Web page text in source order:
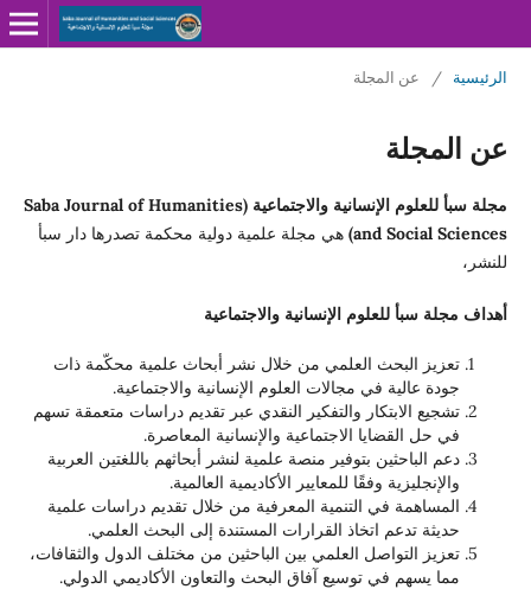
الرئيسية / عن المجلة
عن المجلة
مجلة سبأ للعلوم الإنسانية والاجتماعية (Saba Journal of Humanities
and Social Sciences) هي مجلة علمية دولية محكمة تصدرها دار سبأ
للنشر،
أهداف مجلة سبأ للعلوم الإنسانية والاجتماعية
تعزيز البحث العلمي من خلال نشر أبحاث علمية محكّمة ذات
جودة عالية في مجالات العلوم الإنسانية والاجتماعية.
تشجيع الابتكار والتفكير النقدي عبر تقديم دراسات متعمقة تسهم
في حل القضايا الاجتماعية والإنسانية المعاصرة.
دعم الباحثين بتوفير منصة علمية لنشر أبحاثهم باللغتين العربية
والإنجليزية وفقًا للمعايير الأكاديمية العالمية.
المساهمة في التنمية المعرفية من خلال تقديم دراسات علمية
حديثة تدعم اتخاذ القرارات المستندة إلى البحث العلمي.
تعزيز التواصل العلمي بين الباحثين من مختلف الدول والثقافات،
مما يسهم في توسيع آفاق البحث والتعاون الأكاديمي الدولي.